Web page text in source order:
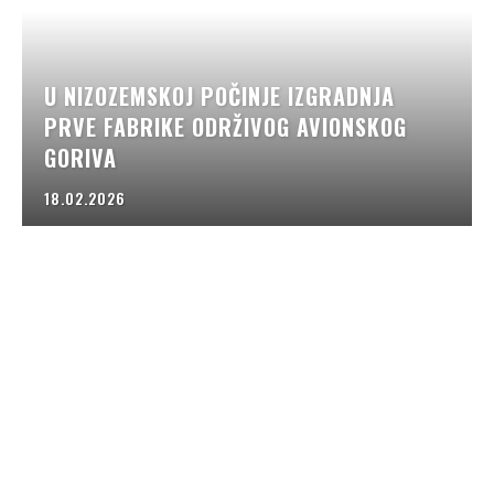
U NIZOZEMSKOJ POČINJE IZGRADNJA
PRVE FABRIKE ODRŽIVOG AVIONSKOG
GORIVA
18.02.2026